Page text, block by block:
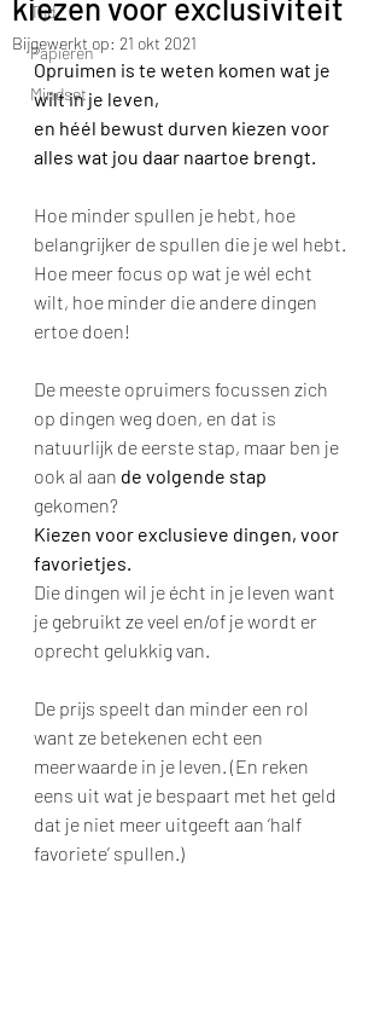
Tijd
Papieren
Mindset
kiezen voor exclusiviteit
Bijgewerkt op: 21 okt 2021
Opruimen is te weten komen wat je
wilt in je leven,
en héél bewust durven kiezen voor
alles wat jou daar naartoe brengt.
Hoe minder spullen je hebt, hoe
belangrijker de spullen die je wel hebt.
Hoe meer focus op wat je wél echt
wilt, hoe minder die andere dingen
ertoe doen!
De meeste opruimers focussen zich
op dingen weg doen, en dat is
natuurlijk de eerste stap, maar ben je
ook al aan de volgende stap
gekomen?
Kiezen voor exclusieve dingen, voor
favorietjes.
Die dingen wil je écht in je leven want
je gebruikt ze veel en/of je wordt er
oprecht gelukkig van.
De prijs speelt dan minder een rol
want ze betekenen echt een
meerwaarde in je leven. (En reken
eens uit wat je bespaart met het geld
dat je niet meer uitgeeft aan ‘half
favoriete’ spullen.)